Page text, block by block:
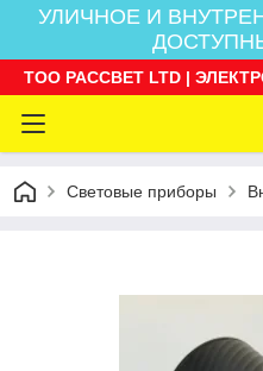
УЛИЧНОЕ И
ТОО РАССВЕТ LTD |
Световые приборы